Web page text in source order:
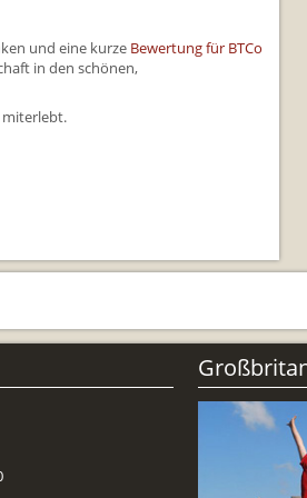
Reiseversicherung
und eine kurze Bewertung für BTCo
in den schönen,
miterlebt.